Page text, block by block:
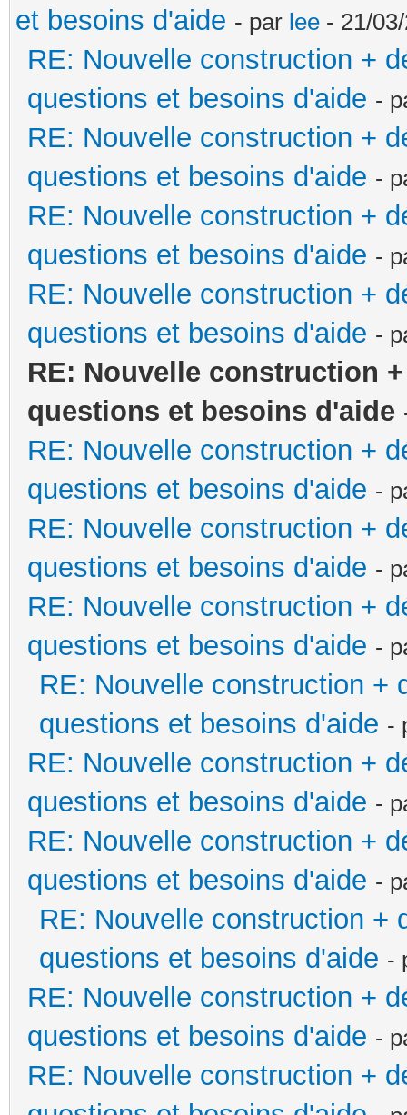
et besoins d'aide - par lee - 21/
RE: Nouvelle construction +
questions et besoins d'aide -
RE: Nouvelle construction +
questions et besoins d'aide -
RE: Nouvelle construction +
questions et besoins d'aide -
RE: Nouvelle construction +
questions et besoins d'aide -
RE: Nouvelle construction
questions et besoins d'aide
RE: Nouvelle construction +
questions et besoins d'aide -
RE: Nouvelle construction +
questions et besoins d'aide -
RE: Nouvelle construction +
questions et besoins d'aide -
RE: Nouvelle construction +
questions et besoins d'aide -
RE: Nouvelle construction +
questions et besoins d'aide -
RE: Nouvelle construction +
questions et besoins d'aide -
RE: Nouvelle construction +
questions et besoins d'aide -
RE: Nouvelle construction +
questions et besoins d'aide -
RE: Nouvelle construction +